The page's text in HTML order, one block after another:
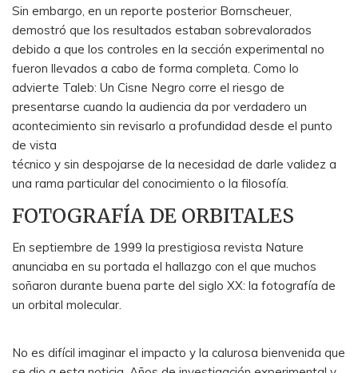
Sin embargo, en un reporte posterior Bornscheuer,
demostró que los resultados estaban sobrevalorados
debido a que los controles en la sección experimental no
fueron llevados a cabo de forma completa. Como lo
advierte Taleb: Un Cisne Negro corre el riesgo de
presentarse cuando la audiencia da por verdadero un
acontecimiento sin revisarlo a profundidad desde el punto
de vista
técnico y sin despojarse de la necesidad de darle validez a
una rama particular del conocimiento o la filosofía.
FOTOGRAFÍA DE ORBITALES
En septiembre de 1999 la prestigiosa revista Nature
anunciaba en su portada el hallazgo con el que muchos
soñaron durante buena parte del siglo XX: la fotografía de
un orbital molecular.
No es difícil imaginar el impacto y la calurosa bienvenida que